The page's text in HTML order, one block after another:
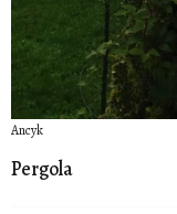
Ancyk
Pergola